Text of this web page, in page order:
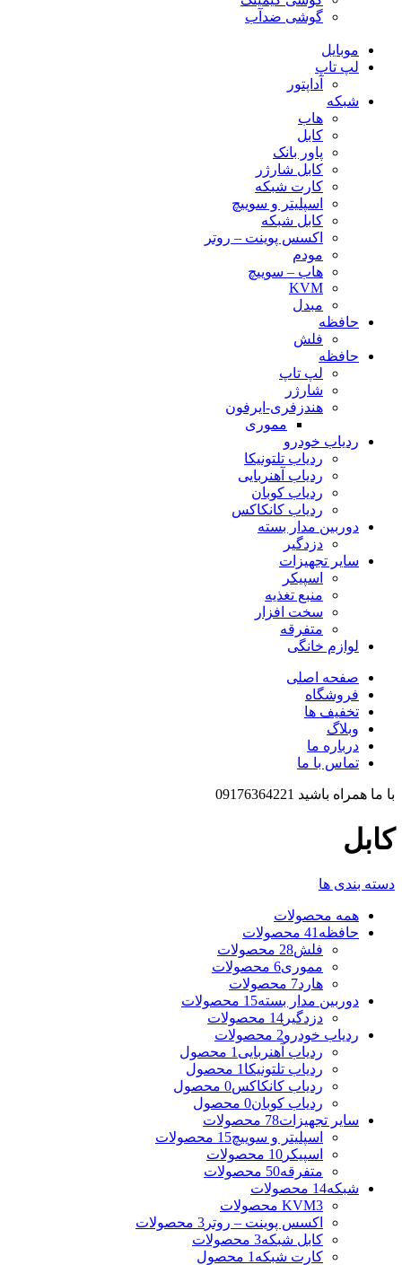
گوشی ضدآب
موبایل
لپ تاپ
آداپتور
شبکه
هاب
کابل
پاور بانک
کابل شارژر
کارت شبکه
اسپلیتر و سوییچ
کابل شبکه
اکسس پوینت – روتر
مودم
هاب – سوییچ
KVM
مبدل
حافظه
فلش
حافظه
لپ تاپ
شارژر
هندزفری-ایرفون
مموری
ردیاب خودرو
ردیاب تلتونیکا
ردیاب آهنربایی
ردیاب کوبان
ردیاب کانکاکس
دوربین مدار بسته
دزدگیر
سایر تجهیزات
اسپیکر
منبع تغذیه
سخت افزار
متفرقه
لوازم خانگی
صفحه اصلی
فروشگاه
تخفیف ها
وبلاگ
درباره ما
تماس با ما
با ما همراه باشید 09176364221
کابل
دسته بندی ها
همه محصولات
حافظه 41 محصولات
فلش28 محصولات
مموری6 محصولات
هارد7 محصولات
دوربین مدار بسته15 محصولات
دزدگیر 14 محصولات
ردیاب خودرو2 محصولات
ردیاب آهنربایی 1 محصول
ردیاب تلتونیکا 1 محصول
ردیاب کانکاکس0 محصول
ردیاب کوبان0 محصول
سایر تجهیزات78 محصولات
اسپلیتر و سوییچ15 محصولات
اسپیکر 10 محصولات
متفرقه50 محصولات
شبکه14 محصولات
KVM3 محصولات
اکسس پوینت – روتر 3 محصولات
کابل شبکه3 محصولات
کارت شبکه 1 محصول